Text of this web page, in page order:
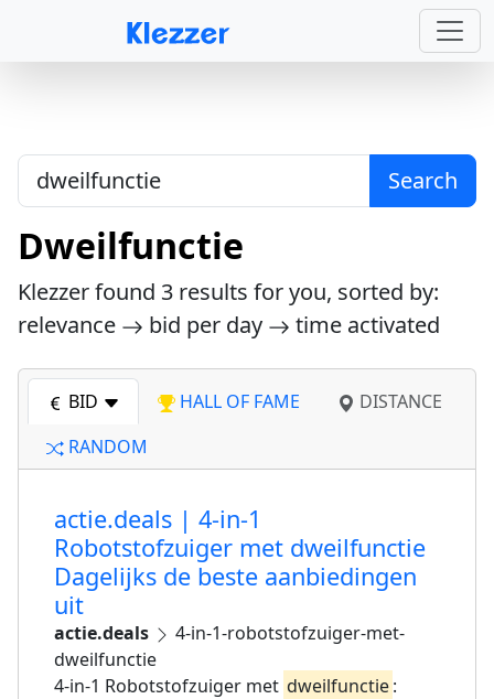
Search
Dweilfunctie
Klezzer found 3 results for you, sorted by:
relevance
bid per day time activated
BID HALL OF FAME
DISTANCE
RANDOM
actie.deals | 4-in-1
Robotstofzuiger met dweilfunctie
Dagelijks de beste aanbiedingen
uit
actie.deals
4-in-1-robotstofzuiger-met-
dweilfunctie
4-in-1 Robotstofzuiger met dweilfunctie: